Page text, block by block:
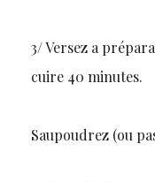
3/ Versez a
cuire 40 minutes.
Saupoudrez (ou